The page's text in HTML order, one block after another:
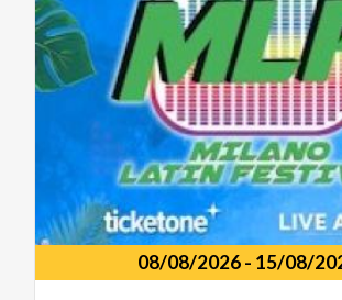
08/08/2026- 15/08/